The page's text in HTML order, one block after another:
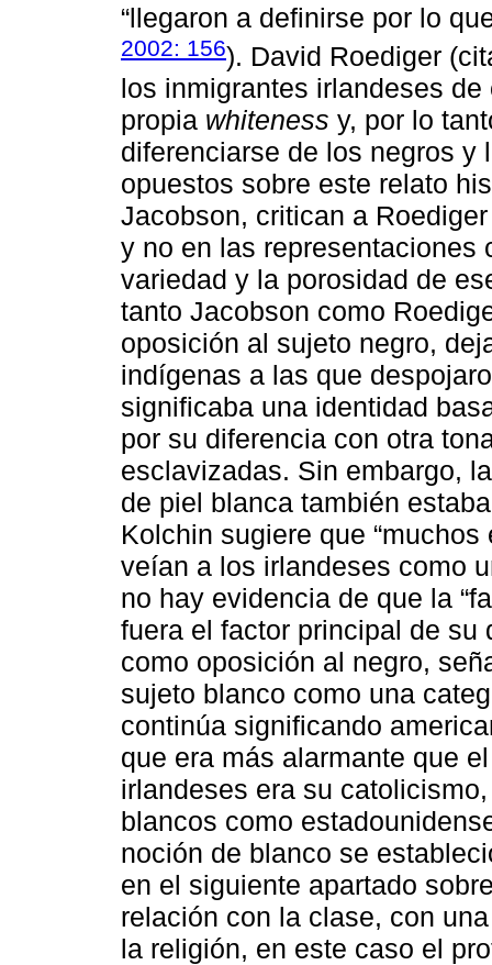
“llegaron a definirse por lo
2002: 156). David Roediger
los inmigrantes irlandeses
propia whiteness y, por lo
diferenciarse de los negros
opuestos sobre este relato
Jacobson, critican a
y no en las representaciones
variedad y la porosidad de
tanto Jacobson como
oposición al sujeto negro,
indígenas a las que
significaba una identidad
por su diferencia con otra
esclavizadas. Sin embargo,
de piel blanca también
Kolchin sugiere que
veían a los irlandeses como
no hay evidencia de que la
fuera el factor principal de
como oposición al negro,
sujeto blanco como una
continúa significando
que era más alarmante que
irlandeses era su
blancos como
noción de blanco se
en el siguiente apartado
relación con la clase, con
la religión, en este caso el